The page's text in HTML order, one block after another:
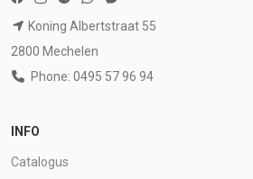
Koning Albertstraat 55
2800 Mechelen
Phone: 0495 57 96 94
INFO
Catalogus